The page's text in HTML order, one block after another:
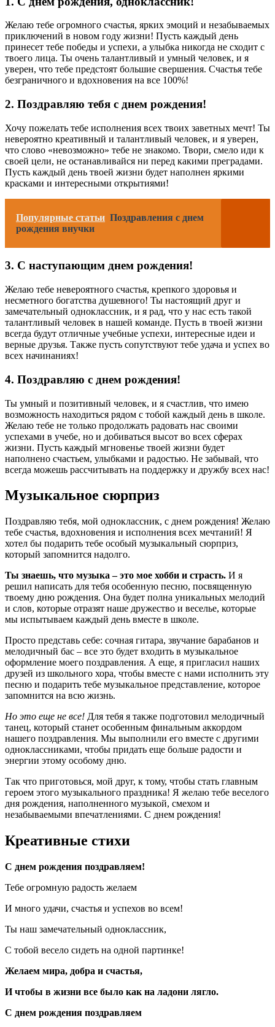
Желаю тебе огромного счастья, ярких эмоций и незабываемых
приключений в новом году жизни! Пусть каждый день
принесет тебе победы и успехи, а улыбка никогда не сходит с
твоего лица. Ты очень талантливый и умный человек, и я
уверен, что тебе предстоят большие свершения. Счастья тебе
безграничного и вдохновения на все 100%!
2. Поздравляю тебя с днем рождения!
Хочу пожелать тебе исполнения всех твоих заветных мечт! Ты
невероятно креативный и талантливый человек, и я уверен,
что слово «невозможно» тебе не знакомо. Твори, смело иди к
своей цели, не останавливайся ни перед какими преградами.
Пусть каждый день твоей жизни будет наполнен яркими
красками и интересными открытиями!
Популярные статьи Поздравления с днем
рождения внучки
3. С наступающим днем рождения!
Желаю тебе невероятного счастья, крепкого здоровья и
несметного богатства душевного! Ты настоящий друг и
замечательный одноклассник, и я рад, что у нас есть такой
талантливый человек в нашей команде. Пусть в твоей жизни
всегда будут отличные учебные успехи, интересные идеи и
верные друзья. Также пусть сопутствуют тебе удача и успех во
всех начинаниях!
4. Поздравляю с днем рождения!
Ты умный и позитивный человек, и я счастлив, что имею
возможность находиться рядом с тобой каждый день в школе.
Желаю тебе не только продолжать радовать нас своими
успехами в учебе, но и добиваться высот во всех сферах
жизни. Пусть каждый мгновенье твоей жизни будет
наполнено счастьем, улыбками и радостью. Не забывай, что
всегда можешь рассчитывать на поддержку и дружбу всех нас!
Музыкальное сюрприз
Поздравляю тебя, мой одноклассник, с днем рождения! Желаю
тебе счастья, вдохновения и исполнения всех мечтаний! Я
хотел бы подарить тебе особый музыкальный сюрприз,
который запомнится надолго.
Ты знаешь, что музыка – это мое хобби и страсть. И я
решил написать для тебя особенную песню, посвященную
твоему дню рождения. Она будет полна уникальных мелодий
и слов, которые отразят наше дружество и веселье, которые
мы испытываем каждый день вместе в школе.
Просто представь себе: сочная гитара, звучание барабанов и
мелодичный бас – все это будет входить в музыкальное
оформление моего поздравления. А еще, я пригласил наших
друзей из школьного хора, чтобы вместе с нами исполнить эту
песню и подарить тебе музыкальное представление, которое
запомнится на всю жизнь.
Но это еще не все! Для тебя я также подготовил мелодичный
танец, который станет особенным финальным аккордом
нашего поздравления. Мы выполнили его вместе с другими
одноклассниками, чтобы придать еще больше радости и
энергии этому особому дню.
Так что приготовься, мой друг, к тому, чтобы стать главным
героем этого музыкального праздника! Я желаю тебе веселого
дня рождения, наполненного музыкой, смехом и
незабываемыми впечатлениями. С днем рождения!
Креативные стихи
С днем рождения поздравляем!
Тебе огромную радость желаем
И много удачи, счастья и успехов во всем!
Ты наш замечательный одноклассник,
С тобой весело сидеть на одной партинке!
Желаем мира, добра и счастья,
И чтобы в жизни все было как на ладони лягло.
С днем рождения поздравляем